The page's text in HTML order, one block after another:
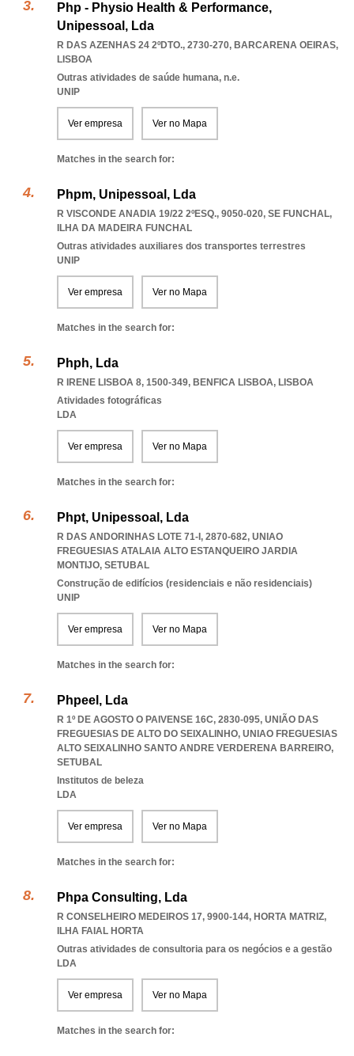
Php - Physio Health & Performance,
Unipessoal, Lda
R DAS AZENHAS 24 2ºDTO., 2730-270, BARCARENA OEIRAS,
LISBOA
Outras atividades de saúde humana, n.e.
UNIP
Ver empresa Ver no Mapa
Matches in the search for:
Phpm, Unipessoal, Lda
R VISCONDE ANADIA 19/22 2ºESQ., 9050-020, SE FUNCHAL,
ILHA DA MADEIRA FUNCHAL
Outras atividades auxiliares dos transportes terrestres
UNIP
Ver empresa Ver no Mapa
Matches in the search for:
Phph, Lda
R IRENE LISBOA 8, 1500-349, BENFICA LISBOA, LISBOA
Atividades fotográficas
LDA
Ver empresa Ver no Mapa
Matches in the search for:
Phpt, Unipessoal, Lda
R DAS ANDORINHAS LOTE 71-I, 2870-682, UNIAO
FREGUESIAS ATALAIA ALTO ESTANQUEIRO JARDIA
MONTIJO, SETUBAL
Construção de edifícios (residenciais e não residenciais)
UNIP
Ver empresa Ver no Mapa
Matches in the search for:
Phpeel, Lda
R 1º DE AGOSTO O PAIVENSE 16C, 2830-095, UNIÃO DAS
FREGUESIAS DE ALTO DO SEIXALINHO, UNIAO FREGUESIAS
ALTO SEIXALINHO SANTO ANDRE VERDERENA BARREIRO,
SETUBAL
Institutos de beleza
LDA
Ver empresa Ver no Mapa
Matches in the search for:
Phpa Consulting, Lda
R CONSELHEIRO MEDEIROS 17, 9900-144, HORTA MATRIZ,
ILHA FAIAL HORTA
Outras atividades de consultoria para os negócios e a gestão
LDA
Ver empresa Ver no Mapa
Matches in the search for: